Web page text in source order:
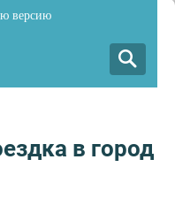
версию
в город